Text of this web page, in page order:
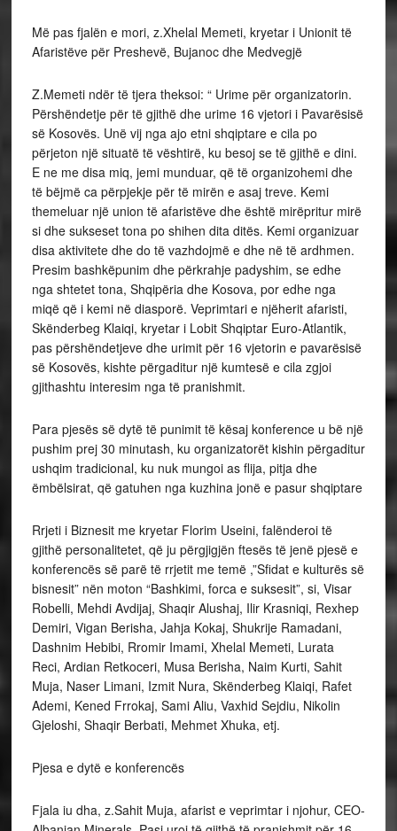
Më pas fjalën e mori, z.Xhelal Memeti, kryetar i Unionit të
Afaristëve për Preshevë, Bujanoc dhe Medvegjë
Z.Memeti ndër të tjera theksoi: “ Urime për organizatorin.
Përshëndetje për të gjithë dhe urime 16 vjetori i Pavarësisë
së Kosovës. Unë vij nga ajo etni shqiptare e cila po
përjeton një situatë të vështirë, ku besoj se të gjithë e dini.
E ne me disa miq, jemi munduar, që të organizohemi dhe
të bëjmë ca përpjekje për të mirën e asaj treve. Kemi
themeluar një union të afaristëve dhe është mirëpritur mirë
si dhe sukseset tona po shihen dita ditës. Kemi organizuar
disa aktivitete dhe do të vazhdojmë e dhe në të ardhmen.
Presim bashkëpunim dhe përkrahje padyshim, se edhe
nga shtetet tona, Shqipëria dhe Kosova, por edhe nga
miqë që i kemi në diasporë. Veprimtari e njëherit afaristi,
Skënderbeg Klaiqi, kryetar i Lobit Shqiptar Euro-Atlantik,
pas përshëndetjeve dhe urimit për 16 vjetorin e pavarësisë
së Kosovës, kishte përgaditur një kumtesë e cila zgjoi
gjithashtu interesim nga të pranishmit.
Para pjesës së dytë të punimit të kësaj konference u bë një
pushim prej 30 minutash, ku organizatorët kishin përgaditur
ushqim tradicional, ku nuk mungoi as flija, pitja dhe
ëmbëlsirat, që gatuhen nga kuzhina jonë e pasur shqiptare
Rrjeti i Biznesit me kryetar Florim Useini, falënderoi të
gjithë personalitetet, që ju përgjigjën ftesës të jenë pjesë e
konferencës së parë të rrjetit me temë ,”Sfidat e kulturës së
bisnesit” nën moton “Bashkimi, forca e suksesit”, si, Visar
Robelli, Mehdi Avdijaj, Shaqir Alushaj, Ilir Krasniqi, Rexhep
Demiri, Vigan Berisha, Jahja Kokaj, Shukrije Ramadani,
Dashnim Hebibi, Rromir Imami, Xhelal Memeti, Lurata
Reci, Ardian Retkoceri, Musa Berisha, Naim Kurti, Sahit
Muja, Naser Limani, Izmit Nura, Skënderbeg Klaiqi, Rafet
Ademi, Kened Frrokaj, Sami Aliu, Vaxhid Sejdiu, Nikolin
Gjeloshi, Shaqir Berbati, Mehmet Xhuka, etj.
Pjesa e dytë e konferencës
Fjala iu dha, z.Sahit Muja, afarist e veprimtar i njohur, CEO-